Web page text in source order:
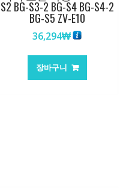
S2 BG-S3-2 BG-S4 BG-S4-2
BG-S5 ZV-E10
36,294₩
장바구니